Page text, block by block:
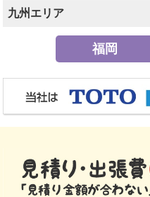
九州エリア
福岡